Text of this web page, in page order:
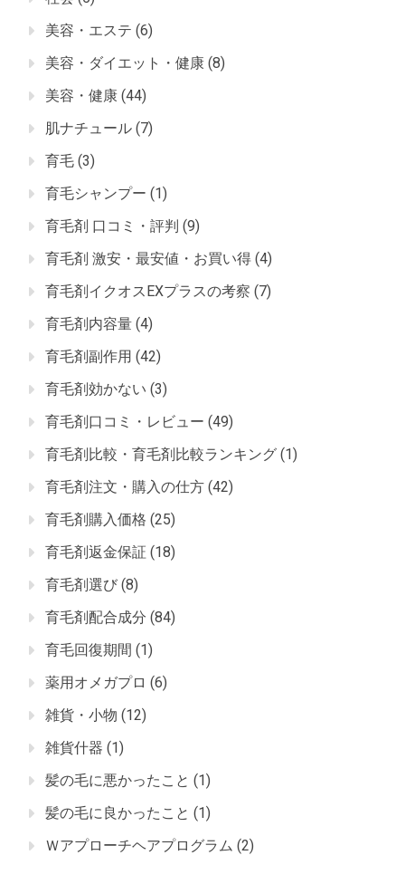
美容・エステ (6)
美容・ダイエット・健康 (8)
美容・健康 (44)
肌ナチュール (7)
育毛 (3)
育毛シャンプー (1)
育毛剤 口コミ・評判 (9)
育毛剤 激安・最安値・お買い得 (4)
育毛剤イクオスEXプラスの考察 (7)
育毛剤内容量 (4)
育毛剤副作用 (42)
育毛剤効かない (3)
育毛剤口コミ・レビュー (49)
育毛剤比較・育毛剤比較ランキング (1)
育毛剤注文・購入の仕方 (42)
育毛剤購入価格 (25)
育毛剤返金保証 (18)
育毛剤選び (8)
育毛剤配合成分 (84)
育毛回復期間 (1)
薬用オメガプロ (6)
雑貨・小物 (12)
雑貨什器 (1)
髪の毛に悪かったこと (1)
髪の毛に良かったこと (1)
Ｗアプローチヘアプログラム (2)